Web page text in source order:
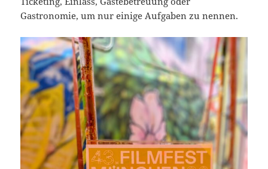
Gastronomie, um nur einige Aufgaben zu nennen.